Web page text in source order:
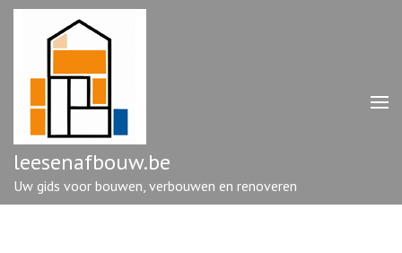
Ga
enter)
leesenafbouw.be
Uw gids voor bouwen, verbouwen en renoveren